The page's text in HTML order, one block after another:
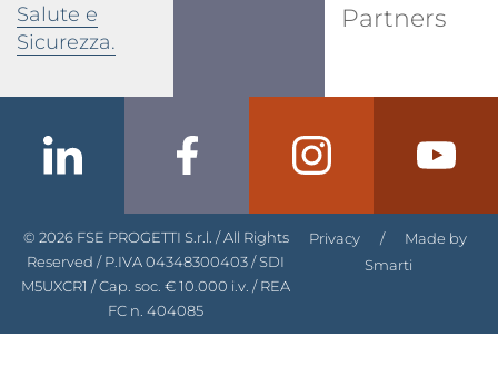
Salute e
Sicurezza.
Partners
© 2026 FSE PROGETTI S.r.l. / All Rights
Reserved / P.IVA 04348300403 / SDI
M5UXCR1 / Cap. soc. € 10.000 i.v. / REA
FC n. 404085
Privacy / Made by
Smarti